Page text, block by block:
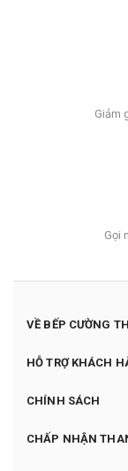
Giảm
Gọi
VỀ BẾP CƯỜNG
HỖ TRỢ KHÁCH
CHÍNH SÁCH
CHẤP NHẬN